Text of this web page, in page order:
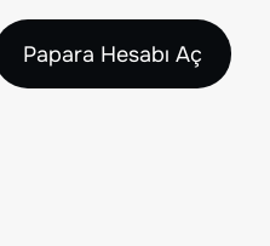
Papara Hesabı Aç